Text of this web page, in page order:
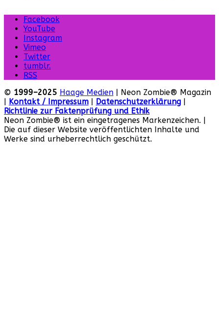
Facebook
YouTube
Instagram
Vimeo
Twitter
tumblr.
RSS
© 1999–2025 Haage Medien | Neon Zombie® Magazin
| Kontakt / Impressum | Datenschutzerklärung |
Richtlinie zur Faktenprüfung und Ethik
Neon Zombie® ist ein eingetragenes Markenzeichen. |
Die auf dieser Website veröffentlichten Inhalte und
Werke sind urheberrechtlich geschützt.